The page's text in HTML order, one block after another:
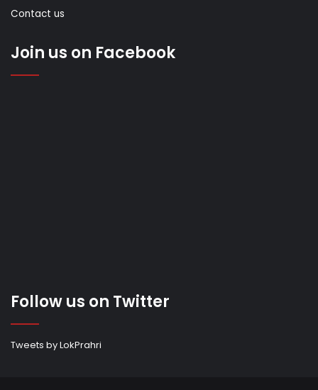
Contact us
Join us on Facebook
Follow us on Twitter
Tweets by LokPrahri